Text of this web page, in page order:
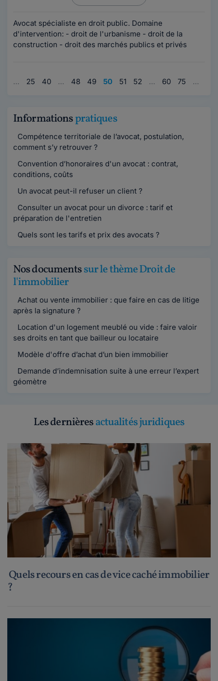
Avocat spécialiste en droit public. Domaine
d'intervention: - droit de l'urbanisme - droit de la
construction - droit des marchés publics et privés
… 25 40 … 48 49 50 51 52 … 60 75 …
Informationspratiques
Compétence territoriale de l’avocat, postulation,
comment s’y retrouver ?
Convention d’honoraires d'un avocat : contrat,
conditions, coûts
Un avocat peut-il refuser un client ?
Consulter un avocat pour un divorce : tarif et
préparation de l'entretien
Quels sont les tarifs et prix des avocats ?
Nos documentssur le thème Droit de
l'immobilier
Achat ou vente immobilier : que faire en cas de litige
après la signature ?
Location d'un logement meublé ou vide : faire valoir
ses droits en tant que bailleur ou locataire
Modèle d'offre d’achat d’un bien immobilier
Demande d’indemnisation suite à une erreur l’expert
géomètre
Les dernièresactualités juridiques
Quels recours en cas de vice caché immobilier
?